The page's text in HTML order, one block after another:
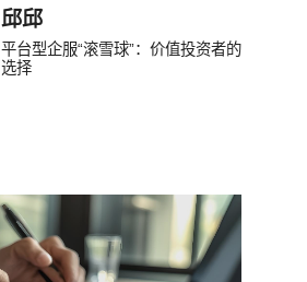
邱邱
平台型企服“滚雪球”：价值投资者的
选择